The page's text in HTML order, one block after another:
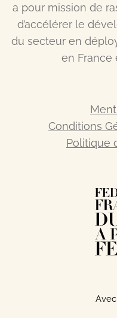
a pour mission de
d’accélérer le
du secteur en
en France
Conditions
Politique